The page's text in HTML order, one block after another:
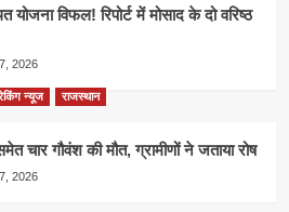
योजना विफल! रिपोर्ट में मोसाद के दो वरिष्ठ
2026
न्यूज राजस्थान
चार गौवंश की मौत, ग्रामीणों ने जताया रोष
2026